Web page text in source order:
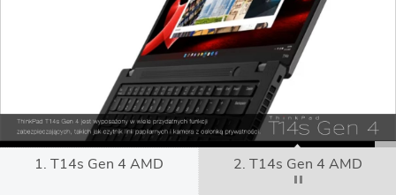
1. T14s Gen 4 AMD 2. T14s Gen 4 AMD